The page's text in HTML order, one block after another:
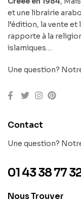
et une librairie
l’édition, la vente
rapporte à la
islamiques…
Une question?
Contact
Une question?
01 43 38 77
Nous Trouver